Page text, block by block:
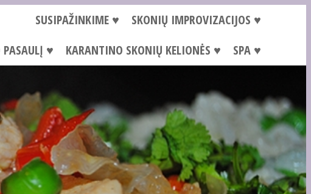
SUSIPAŽINKIME ♥
SKONIŲ IMPROVIZACIJOS ♥
PASAULĮ ♥
KARANTINO SKONIŲ KELIONĖS ♥ SPA ♥